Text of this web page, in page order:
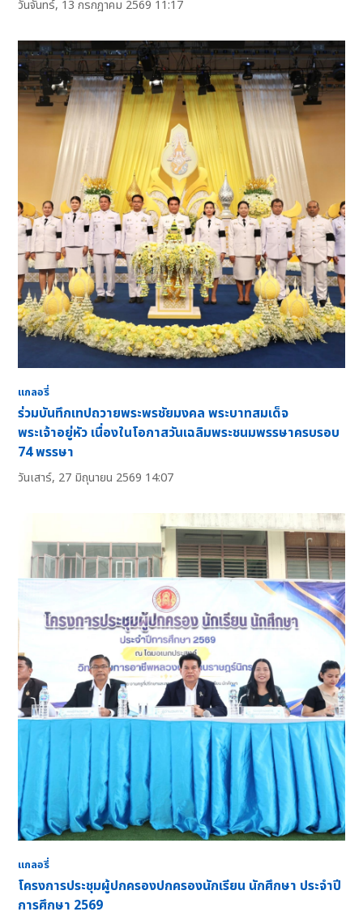
วันจันทร์, 13 กรกฎาคม 2569 11:17
แกลอรี่
ร่วมบันทึกเทปถวายพระพรชัยมงคล พระบาทสมเด็จ
พระเจ้าอยู่หัว เนื่องในโอกาสวันเฉลิมพระชนมพรรษาครบรอบ
74 พรรษา
วันเสาร์, 27 มิถุนายน 2569 14:07
แกลอรี่
โครงการประชุมผู้ปกครองปกครองนักเรียน นักศึกษา ประจำปี
การศึกษา 2569